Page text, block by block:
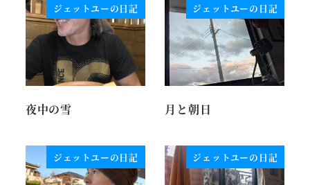
ジェットユーの日記
夜中の雪
ジェットユーの日記
月と朝日
ジェットユーの日記 ジェットユーの日記